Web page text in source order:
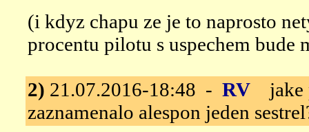
(i kdyz chapu ze je to naprosto
procentu pilotu s uspechem bude
2) 21.07.2016-18:48 - RV jake
zaznamenalo alespon jeden